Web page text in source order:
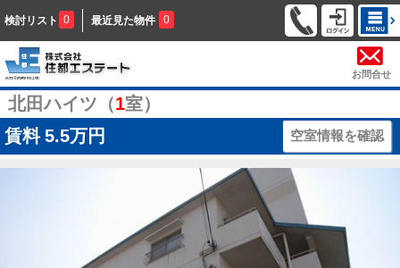
検討リスト 0 最近見た物件 0
お問合せ
北田ハイツ（1室）
賃料 5.5万円 空室情報を確認